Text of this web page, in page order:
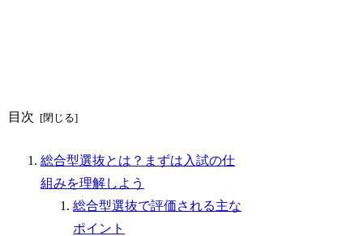
目次
総合型選抜とは？まずは入試の仕
組みを理解しよう
総合型選抜で評価される主な
ポイント